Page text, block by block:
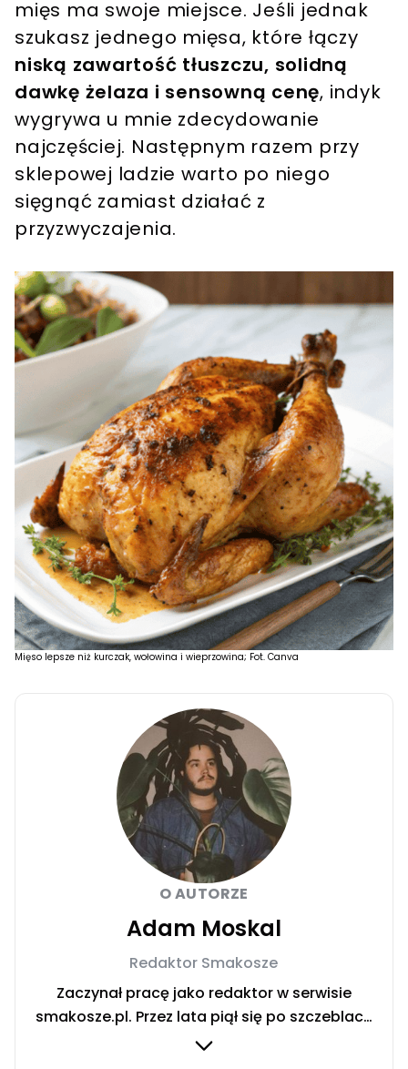
mięs ma swoje miejsce. Jeśli jednak
szukasz jednego mięsa, które łączy
niską zawartość tłuszczu, solidną
dawkę żelaza i sensowną cenę, indyk
wygrywa u mnie zdecydowanie
najczęściej. Następnym razem przy
sklepowej ladzie warto po niego
sięgnąć zamiast działać z
przyzwyczajenia.
Mięso lepsze niż kurczak, wołowina i wieprzowina; Fot. Canva
O AUTORZE
Adam Moskal
Redaktor Smakosze
Zaczynał pracę jako redaktor w serwisie
smakosze.pl. Przez lata piął się po szczeblach
przez stanowiska wydawnicze, w serwisach